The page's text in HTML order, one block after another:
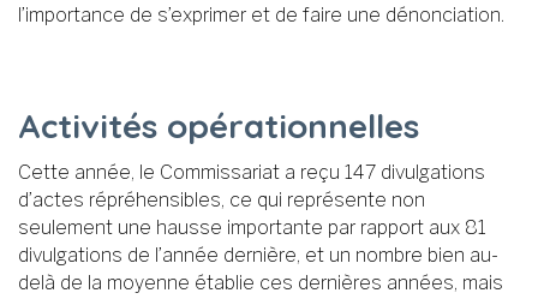
l’importance de s’exprimer et de faire une dénonciation.
Activités opérationnelles
Cette année, le Commissariat a reçu 147 divulgations
d’actes répréhensibles, ce qui représente non
seulement une hausse importante par rapport aux 81
divulgations de l’année dernière, et un nombre bien au-
delà de la moyenne établie ces dernières années, mais